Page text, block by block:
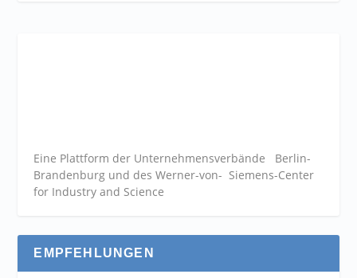
Eine Plattform der Unternehmensverbände Berlin-
Brandenburg und des Werner-von- Siemens-Center
for Industry and Science
EMPFEHLUNGEN